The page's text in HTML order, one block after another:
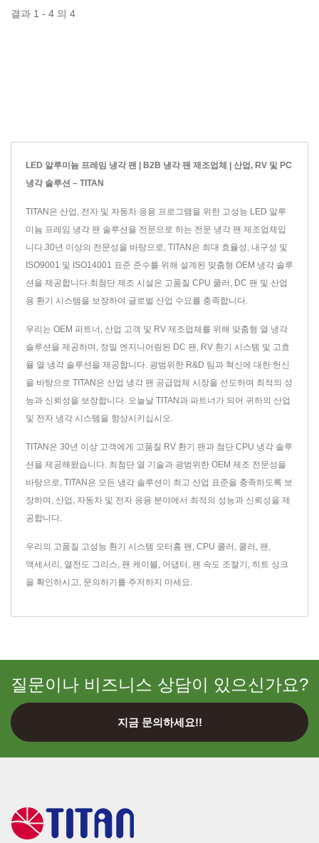
결과 1 - 4 의 4
LED 알루미늄 프레임 냉각 팬 | B2B 냉각 팬 제조업체 | 산업, RV 및 PC
냉각 솔루션 – TITAN
TITAN은 산업, 전자 및 자동차 응용 프로그램을 위한 고성능 LED 알루
미늄 프레임 냉각 팬 솔루션을 전문으로 하는 전문 냉각 팬 제조업체입
니다.30년 이상의 전문성을 바탕으로, TITAN은 최대 효율성, 내구성 및
ISO9001 및 ISO14001 표준 준수를 위해 설계된 맞춤형 OEM 냉각 솔루
션을 제공합니다.최첨단 제조 시설은 고품질 CPU 쿨러, DC 팬 및 산업
용 환기 시스템을 보장하여 글로벌 산업 수요를 충족합니다.
우리는 OEM 파트너, 산업 고객 및 RV 제조업체를 위해 맞춤형 열 냉각
솔루션을 제공하며, 정밀 엔지니어링된 DC 팬, RV 환기 시스템 및 고효
율 열 냉각 솔루션을 제공합니다. 광범위한 R&D 팀과 혁신에 대한 헌신
을 바탕으로 TITAN은 산업 냉각 팬 공급업체 시장을 선도하며 최적의 성
능과 신뢰성을 보장합니다. 오늘날 TITAN과 파트너가 되어 귀하의 산업
및 전자 냉각 시스템을 향상시키십시오.
TITAN은 30년 이상 고객에게 고품질 RV 환기 팬과 첨단 CPU 냉각 솔루
션을 제공해왔습니다. 최첨단 열 기술과 광범위한 OEM 제조 전문성을
바탕으로, TITAN은 모든 냉각 솔루션이 최고 산업 표준을 충족하도록 보
장하며, 산업, 자동차 및 전자 응용 분야에서 최적의 성능과 신뢰성을 제
공합니다.
우리의 고품질 고성능 환기 시스템 모터홈 팬 , CPU 쿨러 , 쿨러 , 팬 ,
액세서리 , 열전도 그리스, 팬 케이블, 어댑터 , 팬 속도 조절기 , 히트 싱크
을 확인하시고, 문의하기 를 주저하지 마세요.
질문이나 비즈니스 상담이 있으신가요?
지금 문의하세요!!